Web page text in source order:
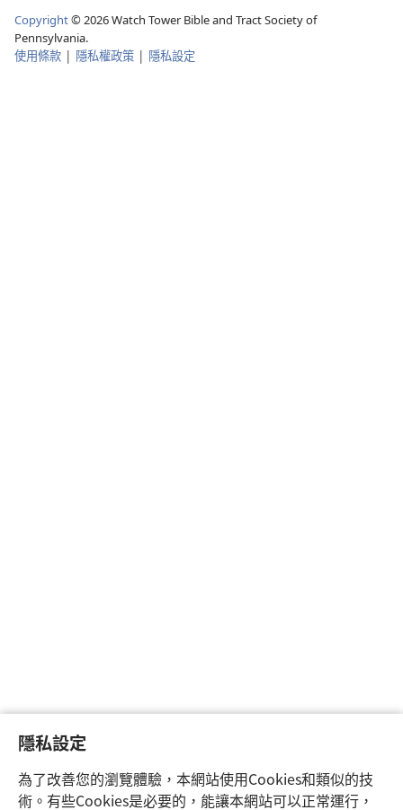
隱私設定
為了改善您的瀏覽體驗，本網站使用Cookies和類似的技
術。有些Cookies是必要的，能讓本網站可以正常運行，
Copyright© 2026Watch Tower Bible and Tract Society of
Pennsylvania.
使用條款 | 隱私權政策 | 隱私設定